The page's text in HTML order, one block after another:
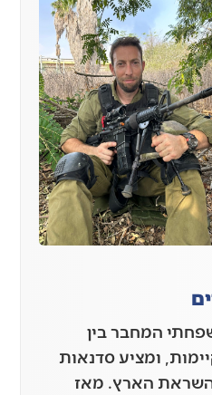
המחבר בין
ומציע סדנאות
הארץ. מאז